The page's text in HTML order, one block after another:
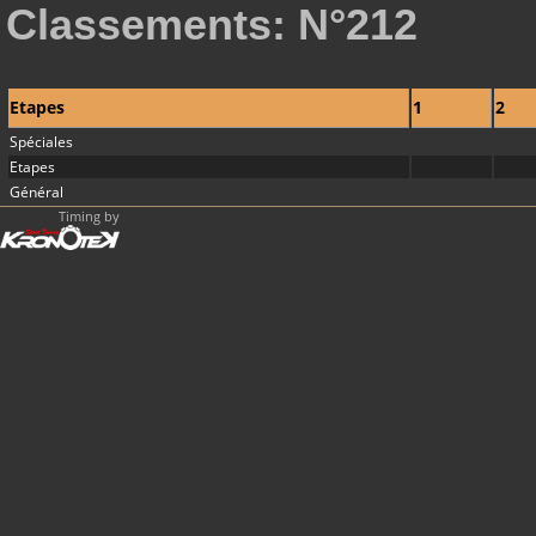
Classements: N°212
Etapes 1 2
Spéciales
Etapes
Général
Timing by